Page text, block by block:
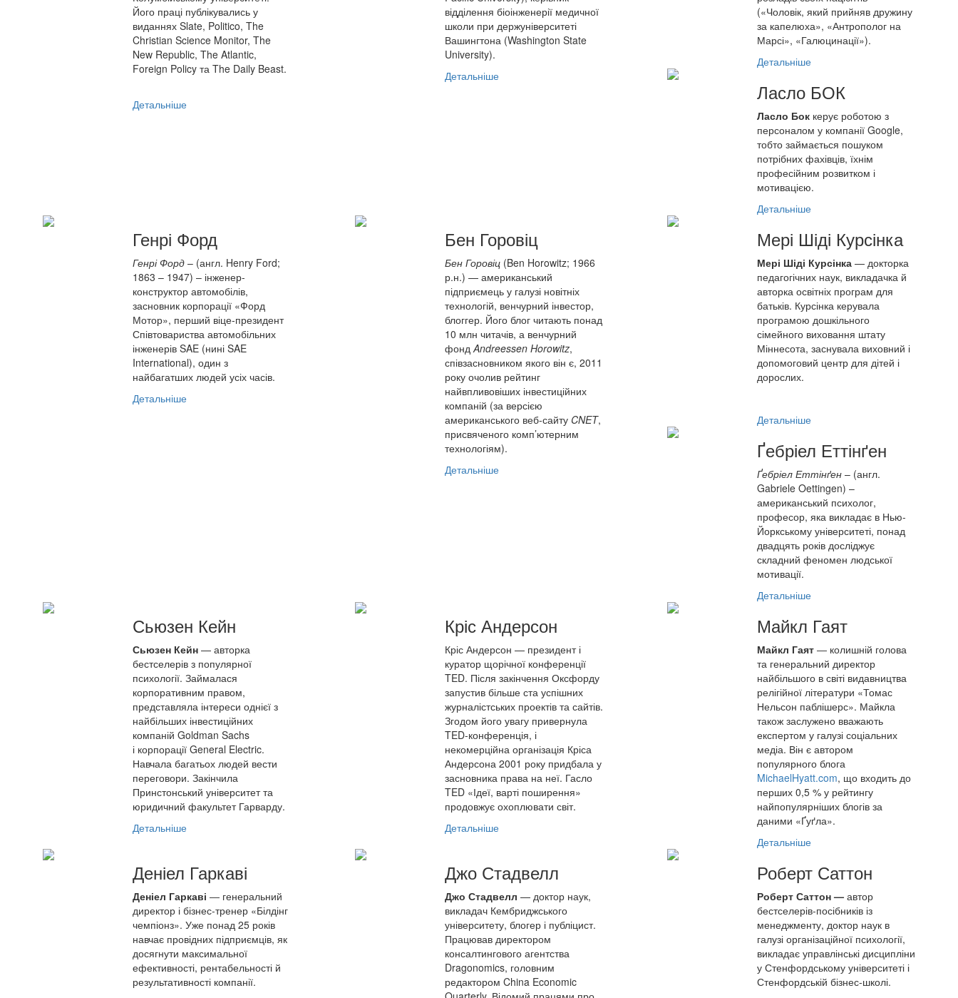
Його праці публікувались у
виданнях Slate, Politico, The
Christian Science Monitor, The
New Republic, The Atlantic,
Foreign Policy та The Daily Beast.
Детальніше
відділення біоінженерії медичної
школи при держуніверситеті
Вашингтона (Washington State
University).
Детальніше
(«Чоловік, який прийняв дружину
за капелюха», «Антрополог на
Марсі», «Галюцинації»).
Детальніше
Ласло БОК
Ласло Бок керує роботою з
персоналом у компанії Google,
тобто займається пошуком
потрібних фахівців, їхнім
професійним розвитком і
мотивацією.
Детальніше
Генрі Форд
Генрі Форд – (англ. Henry Ford;
1863 – 1947) – інженер-
конструктор автомобілів,
засновник корпорації «Форд
Мотор», перший віце-президент
Співтовариства автомобільних
інженерів SAE (нині SAE
International), один з
найбагатших людей усіх часів.
Детальніше
Бен Горовіц
Бен Горовіц (Ben Horowitz; 1966
р.н.) — американський
підприємець у галузі новітніх
технологій, венчурний інвестор,
блоггер. Його блог читають понад
10 млн читачів, а венчурний
фондAndreessen Horowitz,
співзасновником якого він є, 2011
року очолив рейтинг
найвпливовіших інвестиційних
компаній (за версією
американського веб-сайту CNET,
присвяченого комп’ютерним
технологіям).
Детальніше
Мері Шіді Курсінка
Мері Шіді Курсінка — докторка
педагогічних наук, викладачка й
авторка освітніх програм для
батьків. Курсінка керувала
програмою дошкільного
сімейного виховання штату
Міннесота, заснувала виховний і
допомоговий центр для дітей і
дорослих.
Детальніше
Ґебріел Еттінґен
Ґебріел Еттінґен – (англ.
Gabriele Oettingen) –
американський психолог,
професор, яка викладає в Нью-
Йоркському університеті, понад
двадцять років досліджує
складний феномен людської
мотивації.
Детальніше
Сьюзен Кейн
Сьюзен Кейн — авторка
бестселерів з популярної
психології. Займалася
корпоративним правом,
представляла інтереси однієї з
найбільших інвестиційних
компаній Goldman Sachs
і корпорації General Electric.
Навчала багатьох людей вести
переговори. Закінчила
Принстонський університет та
юридичний факультет Гарварду.
Детальніше
Кріс Андерсон
Кріс Андерсон — президент і
куратор щорічної конференції
TED. Після закінчення Оксфорду
запустив більше ста успішних
журналістських проектів та сайтів.
Згодом його увагу привернула
TED-конференція, і
некомерційна організація Кріса
Андерсона 2001 року придбала у
засновника права на неї. Гасло
TED «Ідеї, варті поширення»
продовжує охоплювати світ.
Детальніше
Майкл Гаят
Майкл Гаят ― колишній голова
та генеральний директор
найбільшого в світі видавництва
релігійної літератури «Томас
Нельсон паблішерс». Майкла
також заслужено вважають
експертом у галузі соціальних
медіа. Він є автором
популярного блога
MichaelHyatt.com, що входить до
перших 0,5 % у рейтингу
найпопулярніших блогів за
даними «Ґуґла».
Детальніше
Деніел Гаркаві
Деніел Гаркаві ― генеральний
директор і бізнес-тренер «Білдінг
чемпіонз». Уже понад 25 років
навчає провідних підприємців, як
досягнути максимальної
ефективності, рентабельності й
результативності компанії.
Джо Стадвелл
Джо Стадвелл — доктор наук,
викладач Кембриджського
університету, блогер і публіцист.
Працював директором
консалтингового агентства
Dragonomics, головним
редактором China Economic
Роберт Саттон
Роберт Саттон — автор
бестселерів-посібників із
менеджменту, доктор наук в
галузі організаційної психології,
викладає управлінські дисципліни
у Стенфордському університеті і
Стенфордській бізнес-школі.